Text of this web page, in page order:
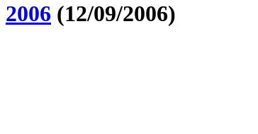
2006 (12/09/2006)